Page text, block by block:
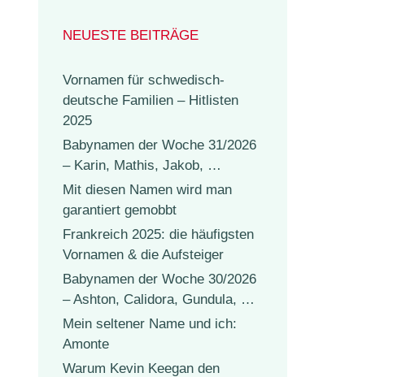
NEUESTE BEITRÄGE
Vornamen für schwedisch-
deutsche Familien – Hitlisten
2025
Babynamen der Woche 31/2026
– Karin, Mathis, Jakob, …
Mit diesen Namen wird man
garantiert gemobbt
Frankreich 2025: die häufigsten
Vornamen & die Aufsteiger
Babynamen der Woche 30/2026
– Ashton, Calidora, Gundula, …
Mein seltener Name und ich:
Amonte
Warum Kevin Keegan den